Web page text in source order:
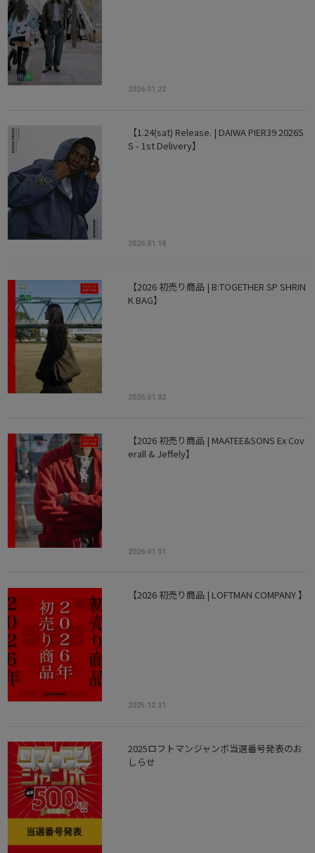
2026.01.22
【1.24(sat) Release. | DAIWA PIER39 2026S
S - 1st Delivery】
2026.01.18
【2026 初売り商品 | B:TOGETHER SP SHRIN
K BAG】
2026.01.02
【2026 初売り商品 | MAATEE&SONS Ex Cov
erall & Jeffely】
2026.01.01
【2026 初売り商品 | LOFTMAN COMPANY 】
2025.12.31
2025ロフトマンジャンボ当選番号発表のお
しらせ